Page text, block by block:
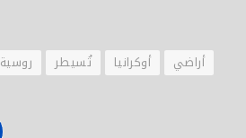
أراضي أوكرانيا تُسيطر روسية